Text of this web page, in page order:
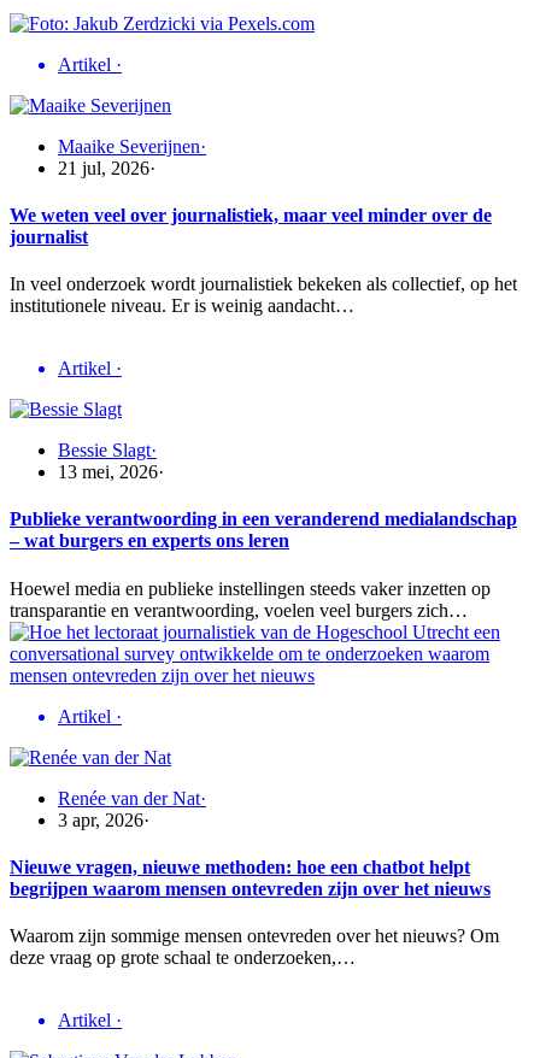
Artikel ·
Maaike Severijnen·
21 jul, 2026·
We weten veel over journalistiek, maar veel minder over de
journalist
In veel onderzoek wordt journalistiek bekeken als collectief, op het
institutionele niveau. Er is weinig aandacht…
Artikel ·
Bessie Slagt·
13 mei, 2026·
Publieke verantwoording in een veranderend medialandschap
– wat burgers en experts ons leren
Hoewel media en publieke instellingen steeds vaker inzetten op
transparantie en verantwoording, voelen veel burgers zich…
Artikel ·
Renée van der Nat·
3 apr, 2026·
Nieuwe vragen, nieuwe methoden: hoe een chatbot helpt
begrijpen waarom mensen ontevreden zijn over het nieuws
Waarom zijn sommige mensen ontevreden over het nieuws? Om
deze vraag op grote schaal te onderzoeken,…
Artikel ·